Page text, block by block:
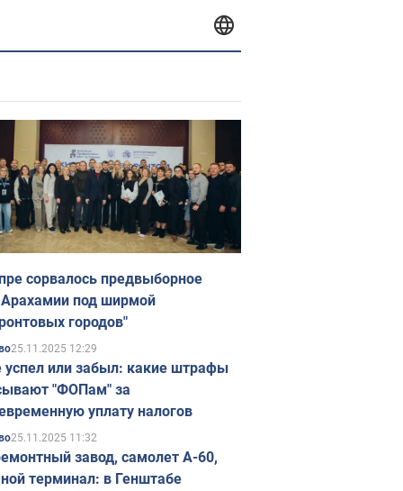
сорвалось предвыборное
Арахамии под ширмой
городов"
25.11.2025 12:29
успел или забыл: какие штрафы
"ФОПам" за
уплату налогов
25.11.2025 11:32
завод, самолет А-60,
терминал: в Генштабе